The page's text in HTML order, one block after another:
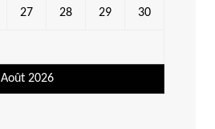
Août 2026
27 28 29 30